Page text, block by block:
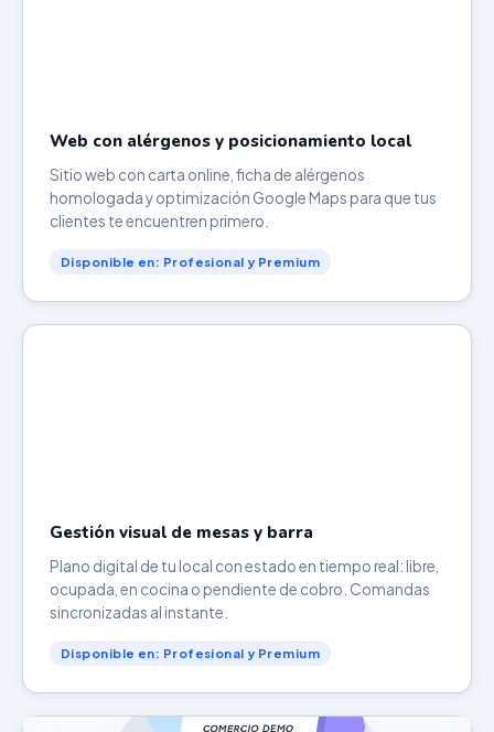
Web con alérgenos y posicionamiento local
Sitio web con carta online, ficha de alérgenos
homologada y optimización Google Maps para que tus
clientes te encuentren primero.
Disponible en: Profesional y Premium
Gestión visual de mesas y barra
Plano digital de tu local con estado en tiempo real: libre,
ocupada, en cocina o pendiente de cobro. Comandas
sincronizadas al instante.
Disponible en: Profesional y Premium